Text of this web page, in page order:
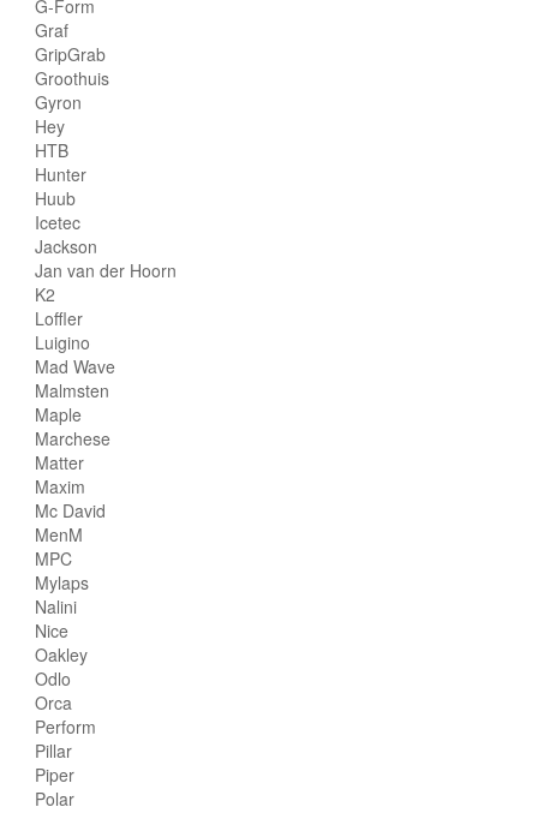
G-Form
Graf
GripGrab
Groothuis
Gyron
Hey
HTB
Hunter
Huub
Icetec
Jackson
Jan van der Hoorn
K2
Loffler
Luigino
Mad Wave
Malmsten
Maple
Marchese
Matter
Maxim
Mc David
MenM
MPC
Mylaps
Nalini
Nice
Oakley
Odlo
Orca
Perform
Pillar
Piper
Polar